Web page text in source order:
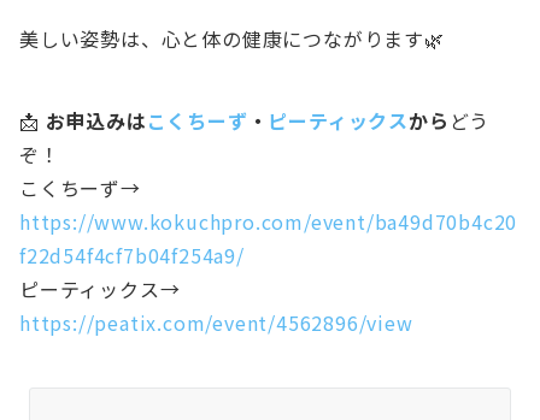
美しい姿勢は、心と体の健康につながります🌿
📩 お申込みはこくちーず ・ ピーティックスから どう
ぞ！
こくちーず→
https://www.kokuchpro.com/event/ba49d70b4c20
f22d54f4cf7b04f254a9/
ピーティックス→
https://peatix.com/event/4562896/view